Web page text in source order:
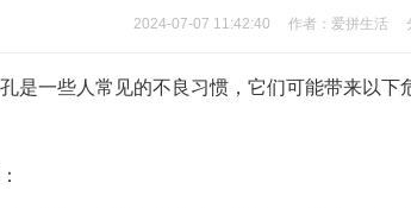
2024-07-07 11:42:40 作者：爱拼生活
是一些人常见的不良习惯，它们可能带来以下